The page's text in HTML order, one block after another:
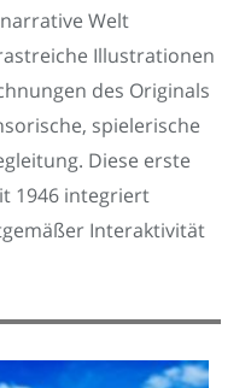
Welt
Illustrationen
des Originals
spielerische
Diese erste
1946 integriert
Interaktivität